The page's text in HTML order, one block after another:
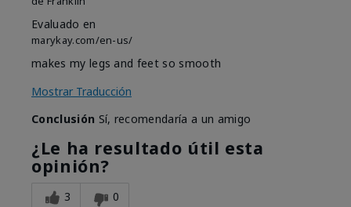
Evaluado en
marykay.com/en-us/
makes my legs and feet so smooth
Mostrar Traducción
Conclusión Sí, recomendaría a un amigo
¿Le ha resultado útil esta
opinión?
3 0